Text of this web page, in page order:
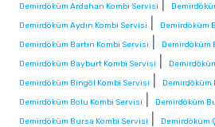
Demirdöküm Ardahan Kombi Servisi
Demirdöküm Aydın Kombi Servisi Demirdöküm
Demirdöküm Bartın Kombi Servisi Demirdöküm
Demirdöküm Bayburt Kombi Servisi
Demirdöküm Bingöl Kombi Servisi Demirdöküm
Demirdöküm Bolu Kombi Servisi Demirdöküm
Demirdöküm Bursa Kombi Servisi Demirdöküm